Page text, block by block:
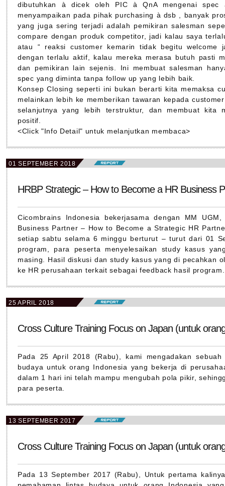
dibutuhkan à dicek oleh PIC à QnA mengenai spec
menyampaikan pada pihak purchasing à dsb , banyak
yang juga sering terjadi adalah pemikiran salesman
compare dengan produk competitor, jadi kalau saya
atau “ reaksi customer kemarin tidak begitu welcome
dengan terlalu aktif, kalau mereka merasa butuh pasti
dan pemikiran lain sejenis. Ini membuat salesman
spec yang diminta tanpa follow up yang lebih baik.
Konsep Closing seperti ini bukan berarti kita memaksa
melainkan lebih ke memberikan tawaran kepada
selanjutnya yang lebih terstruktur, dan membuat kita
positif.
<Click "Info Detail" untuk melanjutkan membaca>
01 SEPTEMBER 2018
HRBP Strategic – How to Become a HR Business
Cicombrains Indonesia bekerjasama dengan MM
Business Partner – How to Become a Strategic HR
setiap sabtu selama 6 minggu berturut – turut dari 01
program, para peserta menyelesaikan study kasus
masing. Hasil diskusi dan study kasus yang di pecahkan
ke HR perusahaan terkait sebagai feedback hasil program.
25 APRIL 2018
Cross Culture Training Focus on Japan (untuk
Pada 25 April 2018 (Rabu), kami mengadakan
budaya untuk orang Indonesia yang bekerja di
dalam 1 hari ini telah mampu mengubah pola pikir,
para peserta.
13 SEPTEMBER 2017
Cross Culture Training Focus on Japan (untuk
Pada 13 September 2017 (Rabu), Untuk pertama